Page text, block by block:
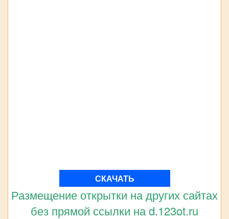
СКАЧАТЬ
Размещение открытки на других сайтах
без прямой ссылки на d.123ot.ru